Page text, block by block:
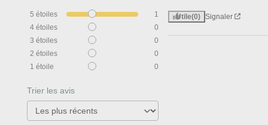
5 étoiles
1
4 étoiles
0
3 étoiles
0
2 étoiles
0
1 étoile 0
Trier les avis
Utile(0) Signaler